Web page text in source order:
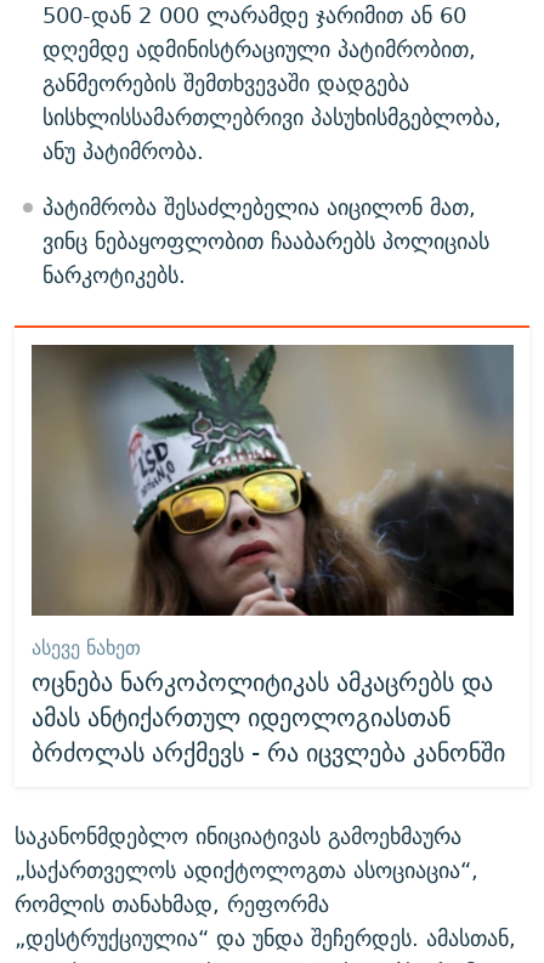
500-დან 2 000 ლარამდე ჯარიმით ან 60
დღემდე ადმინისტრაციული პატიმრობით,
განმეორების შემთხვევაში დადგება
სისხლისსამართლებრივი პასუხისმგებლობა,
ანუ პატიმრობა.
პატიმრობა შესაძლებელია აიცილონ მათ,
ვინც ნებაყოფლობით ჩააბარებს პოლიციას
ნარკოტიკებს.
ᲐᲡᲔᲕᲔ ᲜᲐᲮᲔᲗ
ოცნება ნარკოპოლიტიკას ამკაცრებს და
ამას ანტიქართულ იდეოლოგიასთან
ბრძოლას არქმევს - რა იცვლება კანონში
საკანონმდებლო ინიციატივას გამოეხმაურა
„საქართველოს ადიქტოლოგთა ასოციაცია“,
რომლის თანახმად, რეფორმა
„დესტრუქციულია“ და უნდა შეჩერდეს. ამასთან,